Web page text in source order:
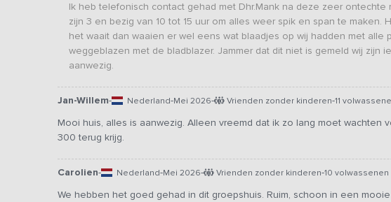
Ik heb telefonisch contact gehad met Dhr.Mank na deze zeer
zijn 3 en bezig van 10 tot 15 uur om alles weer spik en span te maken.
het waait dan waaien er wel eens wat blaadjes op wij hadden met
weggeblazen met de bladblazer. Jammer dat dit niet is gemeld wij zijn
aanwezig.
Jan-Willem- Nederland-Mei 2026- Vrienden zonder kinderen-11
Mooi huis, alles is aanwezig. Alleen vreemd dat ik zo lang moet wachten
300 terug krijg.
Carolien- Nederland-Mei 2026- Vrienden zonder kinderen-10 volwassenen
We hebben het goed gehad in dit groepshuis. Ruim, schoon in een